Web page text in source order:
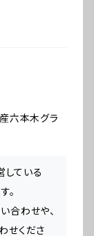
六本木グラ
している
。
わせや、
せくださ